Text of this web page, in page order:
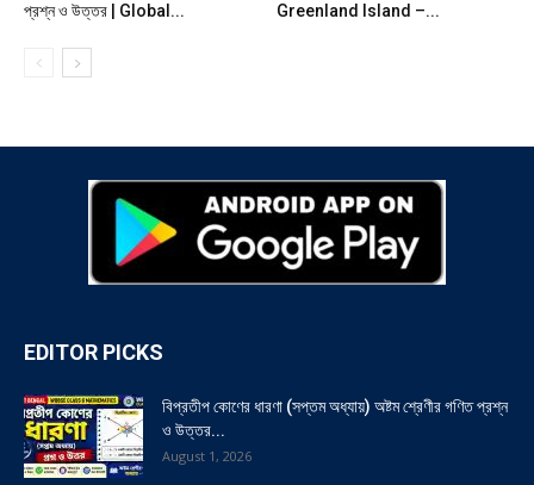
প্রশ্ন ও উত্তর | Global...
Greenland Island –...
EDITOR PICKS
বিপ্রতীপ কোণের ধারণা (সপ্তম অধ্যায়) অষ্টম শ্রেণীর গণিত প্রশ্ন
ও উত্তর...
August 1, 2026